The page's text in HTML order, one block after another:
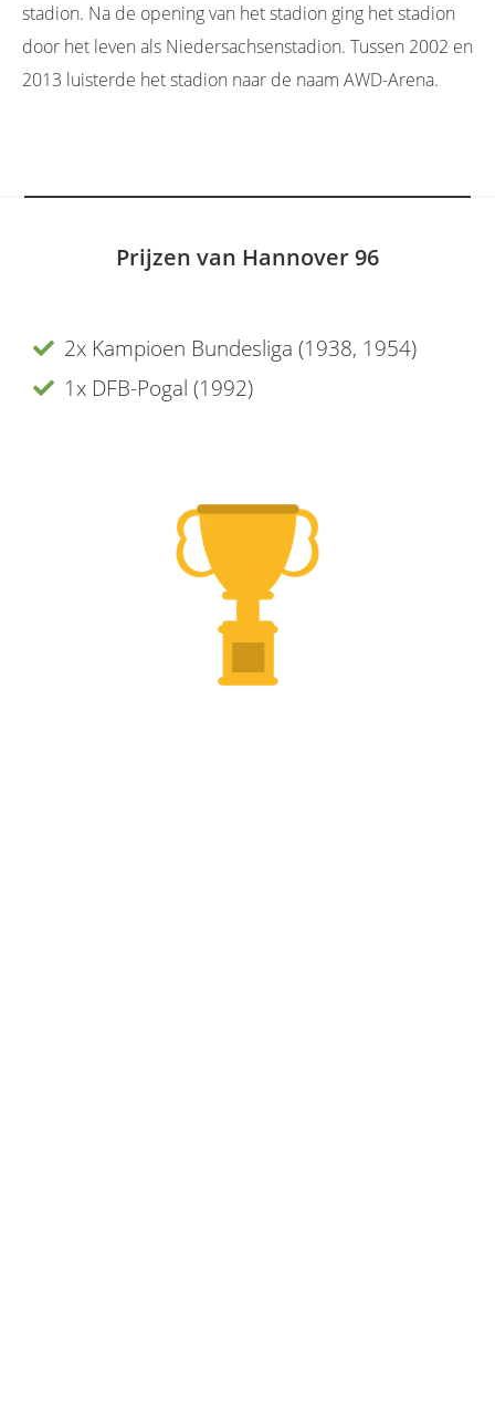
stadion. Na de opening van het stadion ging het stadion
door het leven als Niedersachsenstadion. Tussen 2002 en
2013 luisterde het stadion naar de naam AWD-Arena.
Prijzen van Hannover 96
2x Kampioen Bundesliga (1938, 1954)
1x DFB-Pogal (1992)